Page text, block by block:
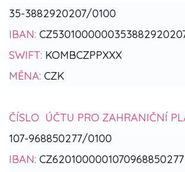
35-3882920207/0100
IBAN:
SWIFT: KOMBCZPPXXX
MĚNA: CZK
ČÍSLO ÚČTU PRO ZAHRANIČNÍ
107-968850277/0100
IBAN: CZ6201000001070968850277